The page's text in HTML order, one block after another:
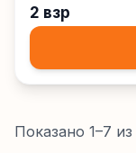
2 взр
Показано 1–7 из